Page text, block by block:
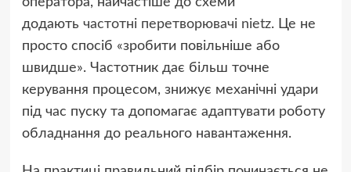
додають частотні перетворювачі nietz. Це не
просто спосіб «зробити повільніше або
швидше». Частотник дає більш точне
керування процесом, знижує механічні удари
під час пуску та допомагає адаптувати роботу
обладнання до реального навантаження.